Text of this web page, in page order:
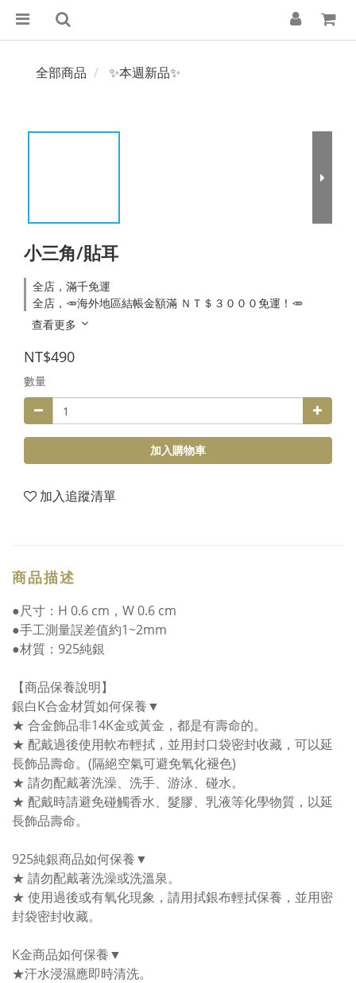
全部商品 ✨本週新品✨
小三角/貼耳
全店，滿千免運
全店，🥕海外地區結帳金額滿 ＮＴ＄３０００免運！🥕
查看更多
NT$490
數量
加入購物車
加入追蹤清單
商品描述
●尺寸：H 0.6 cm，W 0.6 cm
●手工測量誤差值約1~2mm
●材質：925純銀
【商品保養說明】
銀白K合金材質如何保養▼
★ 合金飾品非14K金或黃金，都是有壽命的。
★ 配戴過後使用軟布輕拭，並用封口袋密封收藏，可以延
長飾品壽命。(隔絕空氣可避免氧化褪色)
★ 請勿配戴著洗澡、洗手、游泳、碰水。
★ 配戴時請避免碰觸香水、髮膠、乳液等化學物質，以延
長飾品壽命。
925純銀商品如何保養▼
★ 請勿配戴著洗澡或洗溫泉。
★ 使用過後或有氧化現象，請用拭銀布輕拭保養，並用密
封袋密封收藏。
K金商品如何保養▼
★汗水浸濕應即時清洗。